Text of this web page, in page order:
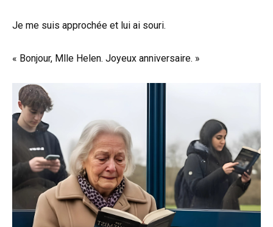
Je me suis approchée et lui ai souri.
« Bonjour, Mlle Helen. Joyeux anniversaire. »